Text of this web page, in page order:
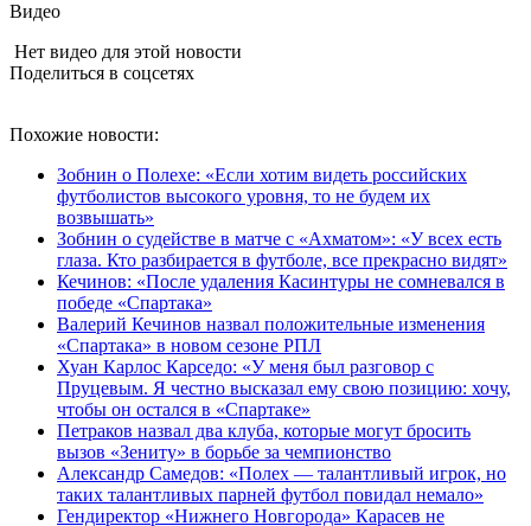
Видео
Нет видео для этой новости
Поделиться в соцсетях
Похожие новости:
Зобнин о Полехе: «Если хотим видеть российских
футболистов высокого уровня, то не будем их
возвышать»
Зобнин о судействе в матче с «Ахматом»: «У всех есть
глаза. Кто разбирается в футболе, все прекрасно видят»
Кечинов: «После удаления Касинтуры не сомневался в
победе «Спартака»
Валерий Кечинов назвал положительные изменения
«Спартака» в новом сезоне РПЛ
Хуан Карлос Карседо: «У меня был разговор с
Пруцевым. Я честно высказал ему свою позицию: хочу,
чтобы он остался в «Спартаке»
Петраков назвал два клуба, которые могут бросить
вызов «Зениту» в борьбе за чемпионство
Александр Самедов: «Полех — талантливый игрок, но
таких талантливых парней футбол повидал немало»
Гендиректор «Нижнего Новгорода» Карасев не